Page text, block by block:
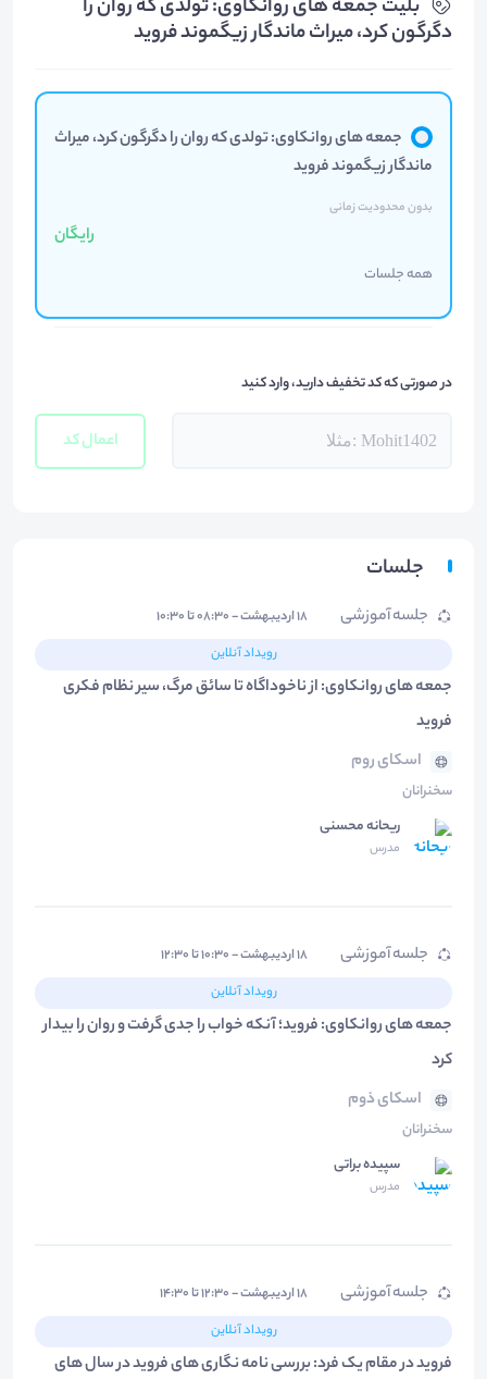
بلیت‌ جمعه های روانکاوی: تولدی که روان را
دگرگون کرد، میراث ماندگار زیگموند فروید
جمعه های روانکاوی: تولدی که روان را دگرگون کرد، میراث
ماندگار زیگموند فروید
بدون محدودیت زمانی
رایگان
همه جلسات
در صورتی که کد تخفیف دارید، وارد کنید
اعمال کد
جلسات
جلسه آموزشی
۱۸ اردیبهشت - ۰۸:۳۰ تا ۱۰:۳۰
رویداد آنلاین
جمعه های روانکاوی: از ناخوداگاه تا سائق مرگ، سیر نظام فکری
فروید
اسکای روم
سخنرانان
ریحانه محسنی
مدرس
جلسه آموزشی
۱۸ اردیبهشت - ۱۰:۳۰ تا ۱۲:۳۰
رویداد آنلاین
جمعه های روانکاوی: فروید؛ آنکه خواب را جدی گرفت و روان را بیدار
کرد
اسکای ذوم
سخنرانان
سپیده براتی
مدرس
جلسه آموزشی
۱۸ اردیبهشت - ۱۲:۳۰ تا ۱۴:۳۰
رویداد آنلاین
فروید در مقام یک فرد: بررسی نامه نگاری های فروید در سال های